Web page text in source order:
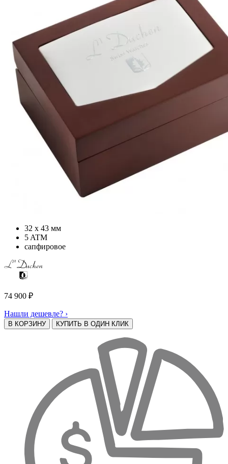
32 х 43 мм
5 ATM
сапфировое
74 900 ₽
Нашли дешевле? ›
В КОРЗИНУ КУПИТЬ В ОДИН КЛИК